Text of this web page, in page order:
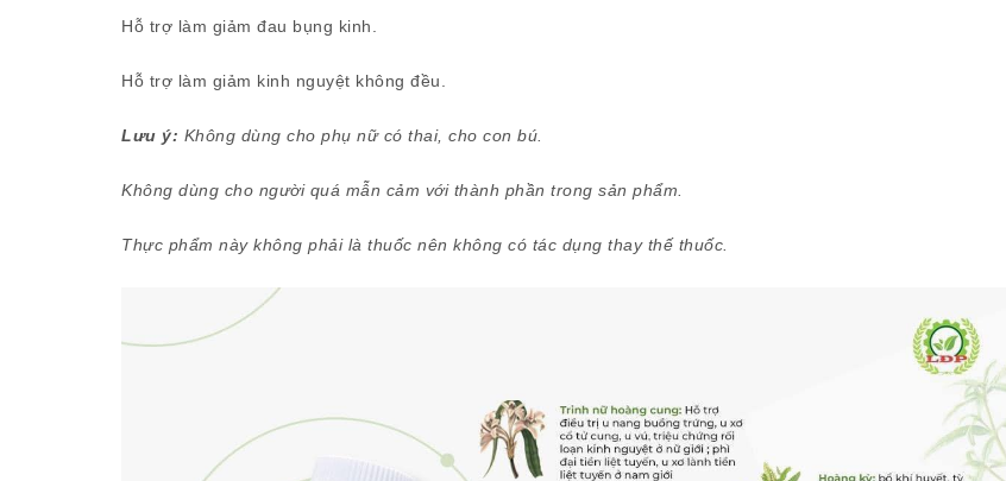
Hỗ trợ làm giảm đau bụng kinh.
Hỗ trợ làm giảm kinh nguyệt không đều.
Lưu ý: Không dùng cho phụ nữ có thai, cho con bú.
Không dùng cho người quá mẫn cảm với thành phần trong sản phẩm.
Thực phẩm này không phải là thuốc nên không có tác dụng thay thế thuốc.